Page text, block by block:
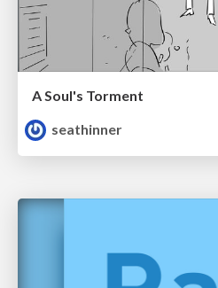
A Soul's Torment
seathinner